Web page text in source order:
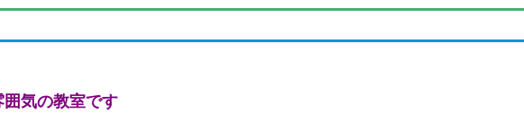
気の教室です